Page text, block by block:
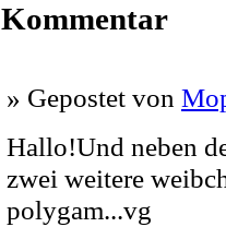
Kommentar
» Gepostet von
Hallo!Und neben
zwei weitere
polygam...vg